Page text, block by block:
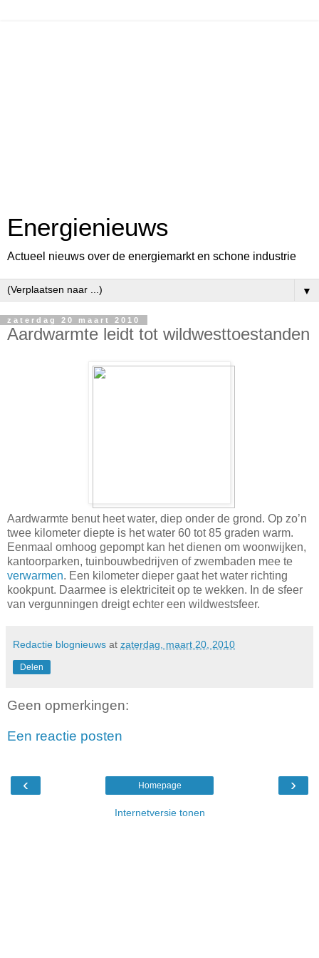
Energienieuws
Actueel nieuws over de energiemarkt en schone industrie
▼
zaterdag 20 maart 2010
Aardwarmte leidt tot wildwesttoestanden
Aardwarmte benut heet water, diep onder de grond. Op zo’n
twee kilometer diepte is het water 60 tot 85 graden warm.
Eenmaal omhoog gepompt kan het dienen om woonwijken,
kantoorparken, tuinbouwbedrijven of zwembaden mee te
verwarmen. Een kilometer dieper gaat het water richting
kookpunt. Daarmee is elektriciteit op te wekken. In de sfeer
van vergunningen dreigt echter een wildwestsfeer.
Redactie blognieuws at zaterdag, maart 20, 2010
Delen
Geen opmerkingen:
Een reactie posten
‹ ›
Homepage
Internetversie tonen